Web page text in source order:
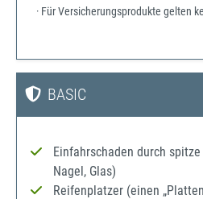
· Für Versicherungsprodukte gelten
BASIC
Einfahrschaden durch
Nagel, Glas)
Reifenplatzer (einen